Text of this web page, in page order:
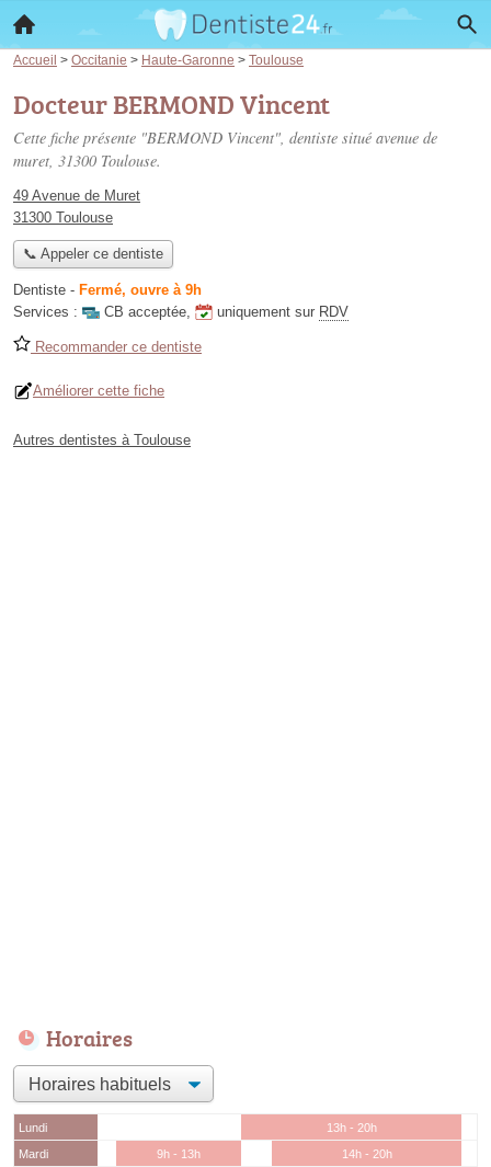
Accueil > Occitanie > Haute-Garonne > Toulouse
Docteur BERMOND Vincent
Cette fiche présente "BERMOND Vincent", dentiste situé avenue de
muret, 31300 Toulouse.
49 Avenue de Muret
31300 Toulouse
📞 Appeler ce dentiste
Dentiste - Fermé, ouvre à 9h
Services :
CB acceptée, uniquement sur RDV
Recommander ce dentiste
Améliorer cette fiche
Autres dentistes à Toulouse
Horaires
Lundi
13h - 20h
Mardi
9h - 13h
14h - 20h